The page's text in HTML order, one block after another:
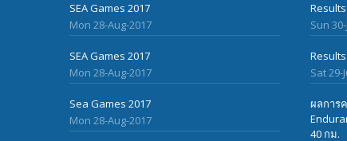
SEA Games 2017
Mon 28-Aug-2017
SEA Games 2017
Mon 28-Aug-2017
Sea Games 2017
Mon 28-Aug-2017
Results
Sun
Sat 29-
ผลการ
40 กม.